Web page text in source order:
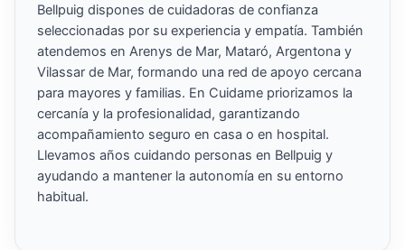
Bellpuig dispones de cuidadoras de confianza
seleccionadas por su experiencia y empatía. También
atendemos en Arenys de Mar, Mataró, Argentona y
Vilassar de Mar, formando una red de apoyo cercana
para mayores y familias. En Cuidame priorizamos la
cercanía y la profesionalidad, garantizando
acompañamiento seguro en casa o en hospital.
Llevamos años cuidando personas en Bellpuig y
ayudando a mantener la autonomía en su entorno
habitual.